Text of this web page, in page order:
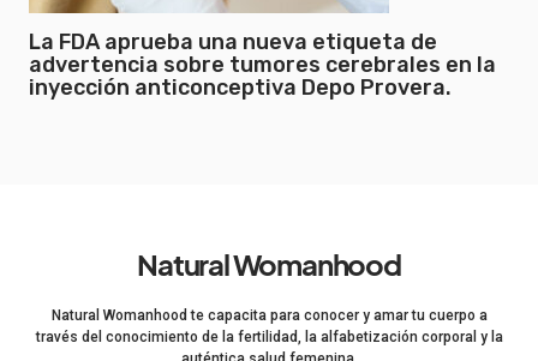
La FDA aprueba una nueva etiqueta de
advertencia sobre tumores cerebrales en la
inyección anticonceptiva Depo Provera.
Natural Womanhood
Natural Womanhood te capacita para conocer y amar tu cuerpo a
través del conocimiento de la fertilidad, la alfabetización corporal y la